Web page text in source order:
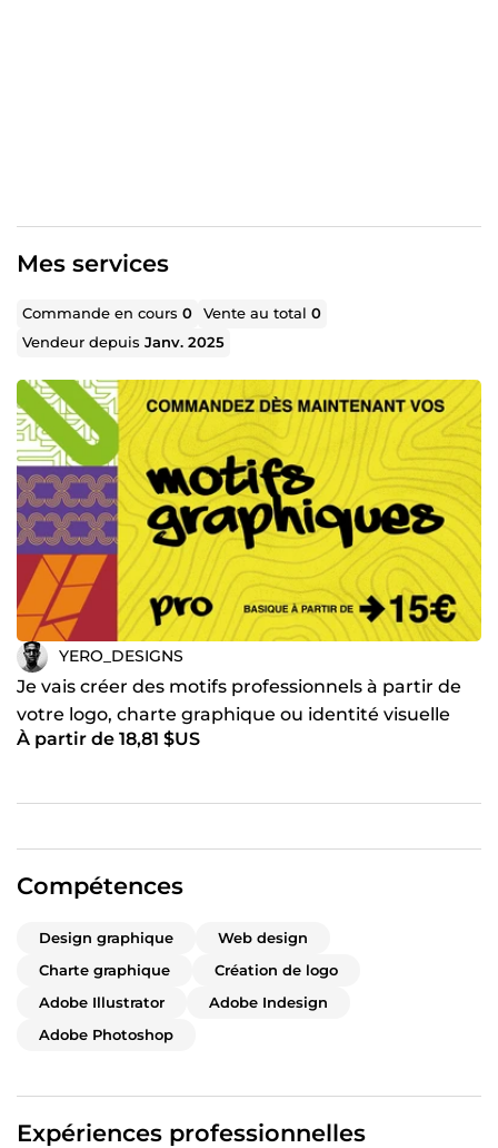
Mes services
Commande en cours0 Vente au total0
Vendeur depuisJanv. 2025
YERO_DESIGNS
Je vais créer des motifs professionnels à partir de
votre logo, charte graphique ou identité visuelle
À partir de 18,81 $US
Compétences
Design graphique
Web design
Charte graphique
Création de logo
Adobe Illustrator
Adobe Indesign
Adobe Photoshop
Expériences professionnelles